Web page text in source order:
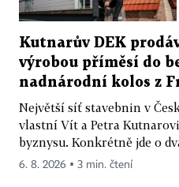
Kutnarův DEK
výrobou příměsí do
nadnárodní kolos z
Největší síť stavebnin v
vlastní Vít a Petra
byznysu. Konkrétně jde o
6. 8. 2026 ▪ 3 min. čtení